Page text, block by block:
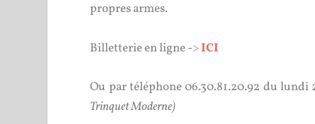
propres armes.
Billetterie en ligne ->ICI
Ou par téléphone 06.30.81.20.92 du lundi
Trinquet Moderne)